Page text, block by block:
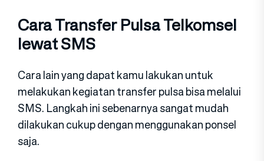
Cara Transfer Pulsa Telkomsel
lewat SMS
Cara lain yang dapat kamu lakukan untuk
melakukan kegiatan transfer pulsa bisa melalui
SMS. Langkah ini sebenarnya sangat mudah
dilakukan cukup dengan menggunakan ponsel
saja.